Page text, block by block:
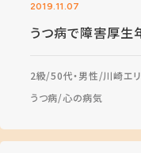
2019.11.07
うつ病で障害厚生
2級 50代・男性 川崎エ
うつ病 心の病気